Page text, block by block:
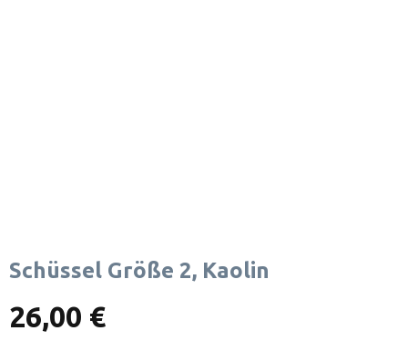
Schüssel Größe 2, Kaolin
26,00 €